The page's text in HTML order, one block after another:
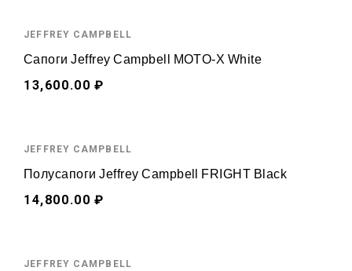
JEFFREY CAMPBELL
Сапоги Jeffrey Campbell MOTO-X White
13,600.00 ₽
JEFFREY CAMPBELL
Полусапоги Jeffrey Campbell FRIGHT Black
14,800.00 ₽
JEFFREY CAMPBELL